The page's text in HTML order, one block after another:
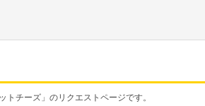
トチーズ」のリクエストページです。